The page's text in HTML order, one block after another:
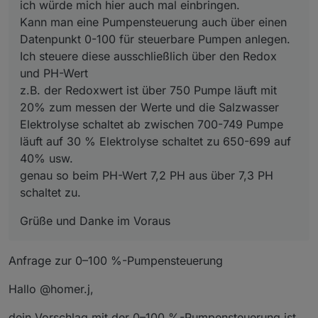
🖱️ Steuerung über VIS / Blockly / Admin
Alle Schaltpunkte im Bereich Controlkönnen
sowohl
Skripte, als auch über eine VIS-Oberfläche
auslösen.
Damit ist der Bereich
Aus der README habe ich auch wieder den
Bereich der geplanten Funktionen übernommen.
Diese Punkte sind bereits in Arbeit oder
ump.notif
ications_
enabled
Nachrichtenmeldungen für Control-
Ereignisse ein oder aus.
nergy.res
et
control.ci
rculation.
mode
Legt fest, wie die tägliche
Umwälzprüfung erfolgt (Automatik,
Manuell, Nur Benachrichtigung,
control.ci
me
Uhrzeit für den täglichen
rculation.
t
erzeugten Tagesberichts.
zum messen der Werte und die Salzwasser
Elektrolyse schaltet ab zwischen 700-749 Pumpe
läuft auf 30 % Elektrolyse schaltet zu 650-699 auf
40% usw.
genau so beim PH-Wert 7,2 PH aus über 7,3 PH
schaltet zu.
ich würde mich hier auch mal einbringen.
Kann man eine Pumpensteuerung auch über einen
Datenpunkt 0-100 für steuerbare Pumpen anlegen.
Ich steuere diese ausschließlich über den Redox
und PH-Wert
z.B. der Redoxwert ist über 750 Pumpe läuft mit
20% zum messen der Werte und die Salzwasser
Elektrolyse schaltet ab zwischen 700-749 Pumpe
läuft auf 30 % Elektrolyse schaltet zu 650-699 auf
40% usw.
genau so beim PH-Wert 7,2 PH aus über 7,3 PH
schaltet zu.
Grüße und Danke im Voraus
Anfrage zur 0–100 %-Pumpensteuerung
Hallo @homer.j,